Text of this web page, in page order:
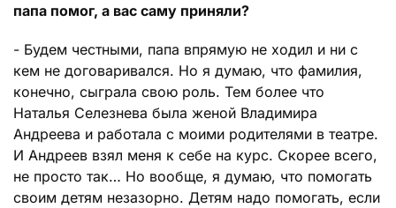
папа помог, а вас саму приняли?
- Будем честными, папа впрямую не ходил и ни с
кем не договаривался. Но я думаю, что фамилия,
конечно, сыграла свою роль. Тем более что
Наталья Селезнева была женой Владимира
Андреева и работала с моими родителями в театре.
И Андреев взял меня к себе на курс. Скорее всего,
не просто так… Но вообще, я думаю, что помогать
своим детям незазорно. Детям надо помогать, если